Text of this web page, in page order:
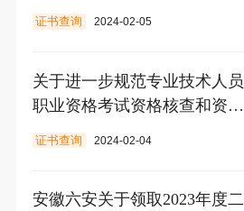
证明的通知
证书查询 2024-02-05
关于进一步规范专业技术人员
职业资格考试资格核查和资格
证书发放工作的通知
证书查询 2024-02-04
安徽六安关于领取2023年度二